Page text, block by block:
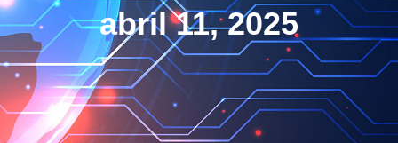
abril 11, 2025